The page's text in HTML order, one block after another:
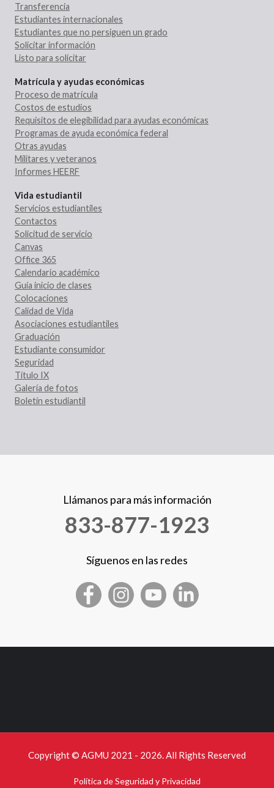
Transferencia
Estudiantes internacionales
Estudiantes que no persiguen un grado
Solicitar información
Listo para solicitar
Matrícula y ayudas económicas
Proceso de matrícula
Costos de estudios
Requisitos de elegibilidad para ayudas económicas
Programas de ayuda económica federal
Otras ayudas
Militares y veteranos
Informes HEERF
Vida estudiantil
Servicios estudiantiles
Contactos
Solicitud de servicio
Canvas
Office 365
Calendario académico
Guía inicio de clases
Colocaciones
Calidad de Vida
Asociaciones estudiantiles
Graduación
Estudiante consumidor
Seguridad
Título IX
Galería de fotos
Boletín estudiantil
Llámanos para más información
833-877-1923
Síguenos en las redes
Copyright © AGMU 2021 - 2026. All Rights Reserved
Política de Seguridad y Privacidad